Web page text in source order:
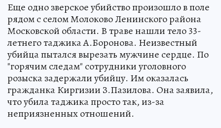
Еще одно зверское убийство произошло в поле
рядом с селом Молоково Ленинского района
Московской области. В траве нашли тело 33-
летнего таджика А.Боронова. Неизвестный
убийца пытался вырезать мужчине сердце. По
"горячим следам" сотрудники уголовного
розыска задержали убийцу. Им оказалась
гражданка Киргизии З.Пазилова. Она заявила,
что убила таджика просто так, из-за
неприязненных отношений.